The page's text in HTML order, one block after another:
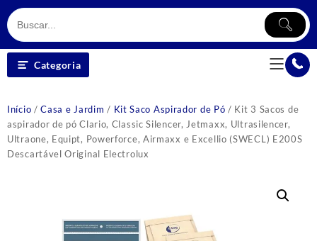
Categoria
Início /Casa e Jardim / Kit Saco Aspirador de Pó / Kit 3 Sacos de
aspirador de pó Clario, Classic Silencer, Jetmaxx, Ultrasilencer,
Ultraone, Equipt, Powerforce, Airmaxx e Excellio (SWECL) E200S
Descartável Original Electrolux